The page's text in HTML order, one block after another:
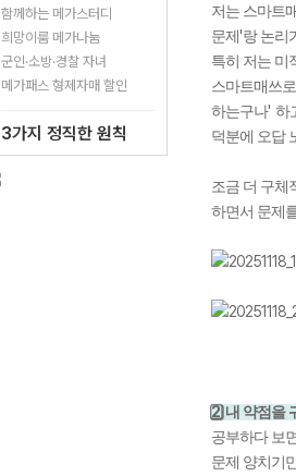
함께하는 메가스터디
희망이룸 메가나눔
군인·소방·경찰 자녀
메가패스 형제자매 할인
3가지 정직한 원칙
저는 스마트
문제 '랑 논리
특히 저는 미
스마트매쓰
하는구나' 하
덕분에 오답
조금 더 구체
하면서 문제
2 내 약점을
공부하다 보
문제 양치기